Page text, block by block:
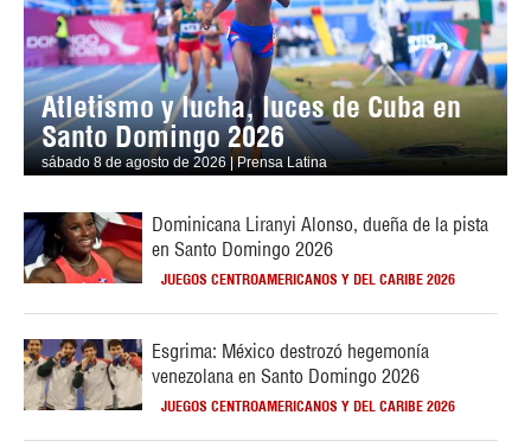
Atletismo y lucha, luces de Cuba en
Santo Domingo 2026
sábado 8 de agosto de 2026 | Prensa Latina
Dominicana Liranyi Alonso, dueña de la pista
en Santo Domingo 2026
JUEGOS CENTROAMERICANOS Y DEL CARIBE 2026
Esgrima: México destrozó hegemonía
venezolana en Santo Domingo 2026
JUEGOS CENTROAMERICANOS Y DEL CARIBE 2026